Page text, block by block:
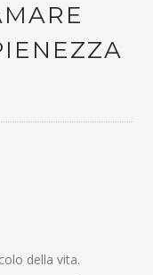
della vita.